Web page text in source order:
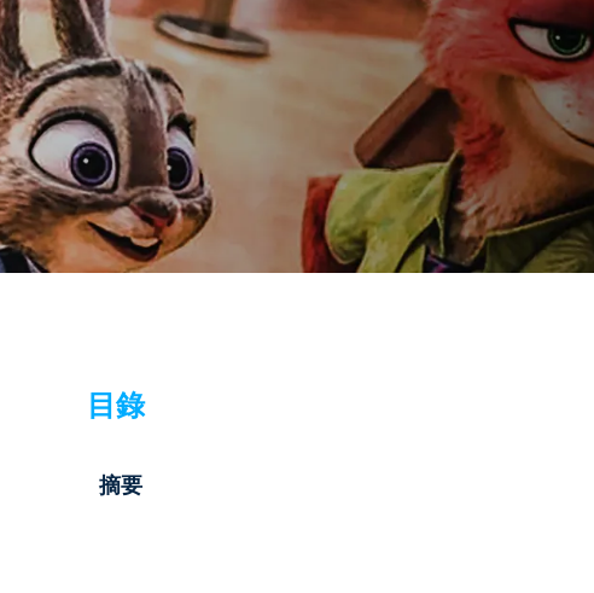
目錄
摘要